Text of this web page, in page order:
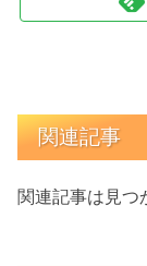
関連記事
関連記事は見つ